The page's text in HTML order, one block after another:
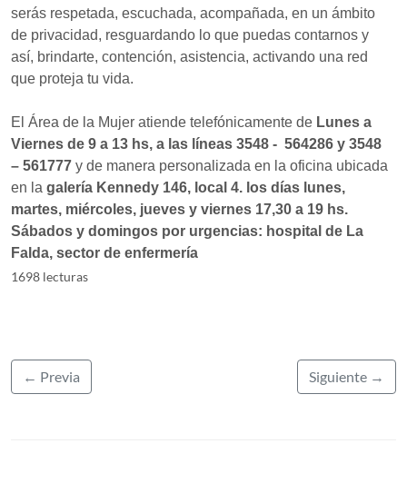
serás respetada, escuchada, acompañada, en un ámbito
de privacidad, resguardando lo que puedas contarnos y
así, brindarte, contención, asistencia, activando una red
que proteja tu vida.
El Área de la Mujer atiende telefónicamente de Lunes a
Viernes de 9 a 13 hs, a las líneas 3548 - 564286 y 3548
– 561777 y de manera personalizada en la oficina ubicada
en la galería Kennedy 146, local 4. los días lunes,
martes, miércoles, jueves y viernes 17,30 a 19 hs.
Sábados y domingos por urgencias: hospital de La
Falda, sector de enfermería
1698 lecturas
← Previa Siguiente →